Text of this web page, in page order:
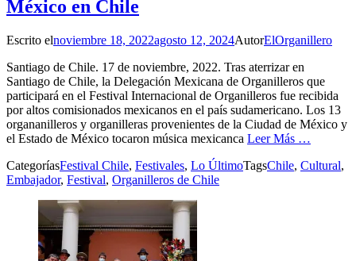
México en Chile
Escrito elnoviembre 18, 2022agosto 12, 2024AutorElOrganillero
Santiago de Chile. 17 de noviembre, 2022. Tras aterrizar en
Santiago de Chile, la Delegación Mexicana de Organilleros que
participará en el Festival Internacional de Organilleros fue recibida
por altos comisionados mexicanos en el país sudamericano. Los 13
organanilleros y organilleras provenientes de la Ciudad de México y
el Estado de México tocaron música mexicanca Leer Más …
CategoríasFestival Chile, Festivales, Lo ÚltimoTagsChile, Cultural,
Embajador, Festival, Organilleros de Chile